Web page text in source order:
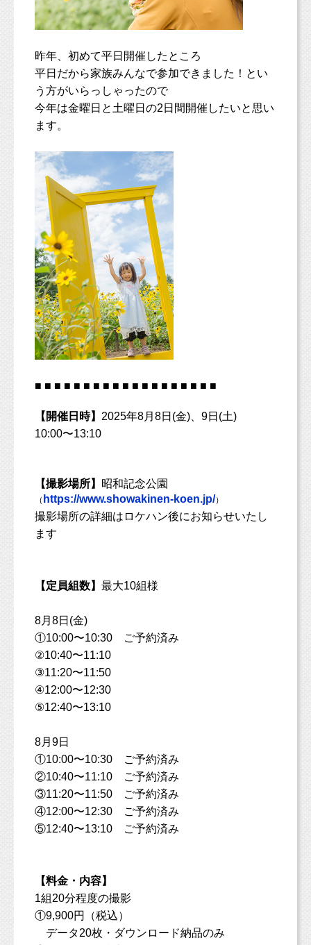
昨年、初めて平日開催したところ
平日だから家族みんなで参加できました！とい
う方がいらっしゃったので
今年は金曜日と土曜日の2日間開催したいと思い
ます。
■ ■ ■ ■ ■ ■ ■ ■ ■ ■ ■ ■ ■ ■ ■ ■ ■ ■ ■
【開催日時】 2025年8月8日(金)、9日(土)
10:00〜13:10
【撮影場所】 昭和記念公園
（ https://www.showakinen-koen.jp/）
撮影場所の詳細はロケハン後にお知らせいたし
ます
【定員組数】 最大10組様
8月8日(金)
①10:00〜10:30 ご予約済み
②10:40〜11:10
③11:20〜11:50
④12:00〜12:30
⑤12:40〜13:10
8月9日
①10:00〜10:30 ご予約済み
②10:40〜11:10 ご予約済み
③11:20〜11:50 ご予約済み
④12:00〜12:30 ご予約済み
⑤12:40〜13:10 ご予約済み
【料金・内容】
1組20分程度の撮影
①9,900円（税込）
データ20枚・ダウンロード納品のみ